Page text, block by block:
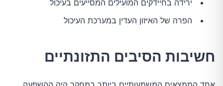
ירידה בחיידקים המועילים המסייעים בעיכול
הפרה של האיזון העדין במערכת העיכול
חשיבות הסיבים התזונתיים